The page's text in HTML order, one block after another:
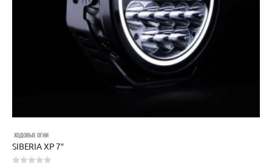
ХОДОВЫЕ ОГНИ
SIBERIA XP 7″